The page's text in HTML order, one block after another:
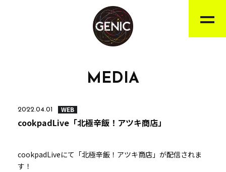
MEDIA
2022.04.01 WEB
cookpadLive「北極辛飯！アツキ商店」
cookpadLiveにて「北極辛飯！アツキ商店」が配信されま
す！